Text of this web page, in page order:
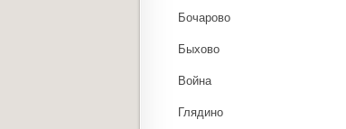
Бочарово
Быхово
Война
Глядино